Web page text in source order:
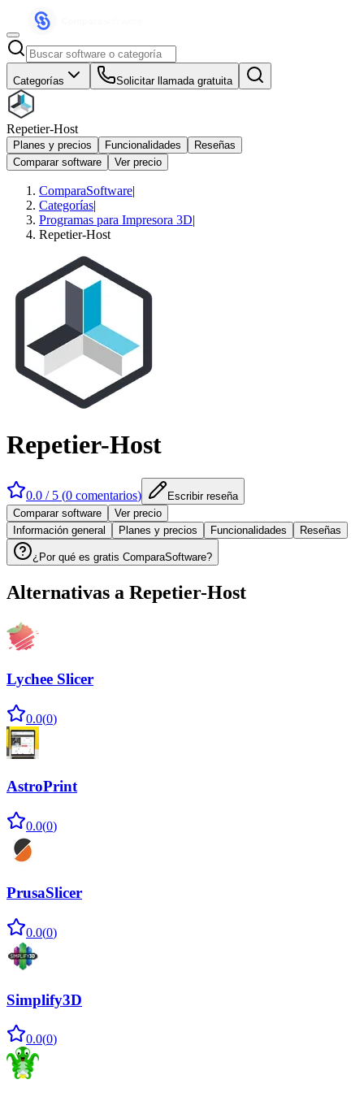
Categorías Solicitar llamada gratuita
Repetier-Host
Planes y precios Funcionalidades
Reseñas
Comparar software
Ver precio
ComparaSoftware|
Categorías|
Programas para Impresora 3D|
Repetier-Host
Repetier-Host
0.0 / 5 (0 comentarios)
Escribir reseña
Comparar software
Ver precio
Información general
Planes y precios Funcionalidades Reseñas
¿Por qué es gratis ComparaSoftware?
Alternativas a Repetier-Host
Lychee Slicer
0.0(0)
AstroPrint
0.0(0)
PrusaSlicer
0.0(0)
Simplify3D
0.0(0)